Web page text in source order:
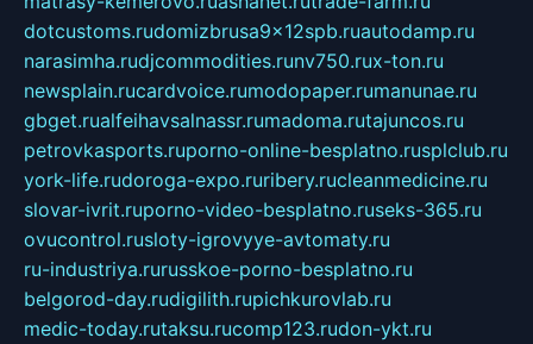
dotcustoms.rudomizbrusa9x12spb.ruautodamp.ru
narasimha.rudjcommodities.runv750.rux-ton.ru
newsplain.rucardvoice.rumodopaper.rumanunae.ru
gbget.rualfeihavsalnassr.rumadoma.rutajuncos.ru
petrovkasports.ruporno-online-besplatno.rusplclub.ru
york-life.rudoroga-expo.ruribery.rucleanmedicine.ru
slovar-ivrit.ruporno-video-besplatno.ruseks-365.ru
ovucontrol.rusloty-igrovyye-avtomaty.ru
ru-industriya.rurusskoe-porno-besplatno.ru
belgorod-day.rudigilith.rupichkurovlab.ru
medic-today.rutaksu.rucomp123.rudon-ykt.ru